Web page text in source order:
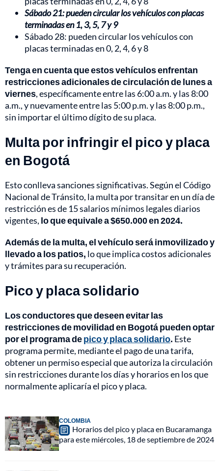
Sábado 21: pueden circular los vehículos con placas
terminadas en 1, 3, 5, 7 y 9
Sábado 28: pueden circular los vehículos con
placas terminadas en 0, 2, 4, 6 y 8
Tenga en cuenta que estos vehículos enfrentan
restricciones adicionales de circulación de lunes a
viernes, específicamente entre las 6:00 a.m. y las 8:00
a.m., y nuevamente entre las 5:00 p.m. y las 8:00 p.m.,
sin importar el último dígito de su placa.
Multa por infringir el pico y placa
en Bogotá
Esto conlleva sanciones significativas. Según el Código
Nacional de Tránsito, la multa por transitar en un día de
restricción es de 15 salarios mínimos legales diarios
vigentes, lo que equivale a $650.000 en 2024.
Además de la multa, el vehículo será inmovilizado y
llevado a los patios, lo que implica costos adicionales
y trámites para su recuperación.
Pico y placa solidario
Los conductores que deseen evitar las
restricciones de movilidad en Bogotá pueden optar
por el programa depico y placa solidario. Este
programa permite, mediante el pago de una tarifa,
obtener un permiso especial que autoriza la circulación
sin restricciones durante los días y horarios en los que
normalmente aplicaría el pico y placa.
COLOMBIA
Horarios del pico y placa en Bucaramanga
para este miércoles, 18 de septiembre de 2024